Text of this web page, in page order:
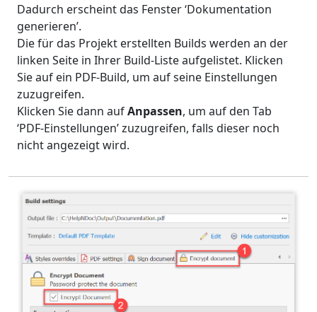
Dadurch erscheint das Fenster ‘Dokumentation
generieren’.
Die für das Projekt erstellten Builds werden an der
linken Seite in Ihrer Build-Liste aufgelistet. Klicken
Sie auf ein PDF-Build, um auf seine Einstellungen
zuzugreifen.
Klicken Sie dann aufAnpassen, um auf den Tab
‘PDF-Einstellungen’ zuzugreifen, falls dieser noch
nicht angezeigt wird.